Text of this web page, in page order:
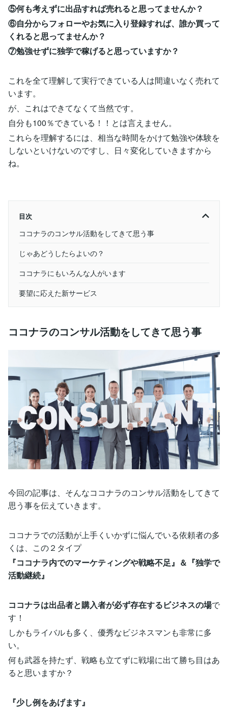
⑤何も考えずに出品すれば売れると思ってませんか？
⑥自分からフォローやお気に入り登録すれば、誰か買って
くれると思ってませんか？
⑦勉強せずに独学で稼げると思っていますか？
これを全て理解して実行できている人は間違いなく売れて
います。
が、これはできてなくて当然です。
自分も100％できている！！とは言えません。
これらを理解するには、相当な時間をかけて勉強や体験を
しないといけないのですし、日々変化していきますから
ね。
目次
ココナラのコンサル活動をしてきて思う事
じゃあどうしたらよいの？
ココナラにもいろんな人がいます
要望に応えた新サービス
ココナラのコンサル活動をしてきて思う事
今回の記事は、そんなココナラのコンサル活動をしてきて
思う事を伝えていきます。
ココナラでの活動が上手くいかずに悩んでいる依頼者の多
くは、この２タイプ
『ココナラ内でのマーケティングや戦略不足』＆『独学で
活動継続』
ココナラは出品者と購入者が必ず存在するビジネスの場で
す！
しかもライバルも多く、優秀なビジネスマンも非常に多
い。
何も武器を持たず、戦略も立てずに戦場に出て勝ち目はあ
ると思いますか？
『少し例をあげます』